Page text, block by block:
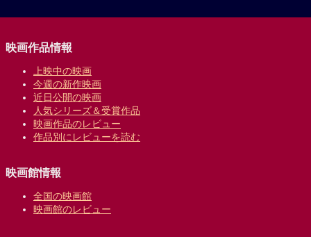
映画作品情報
上映中の映画
今週の新作映画
近日公開の映画
人気シリーズ＆受賞作品
映画作品のレビュー
作品別にレビューを読む
映画館情報
全国の映画館
映画館のレビュー